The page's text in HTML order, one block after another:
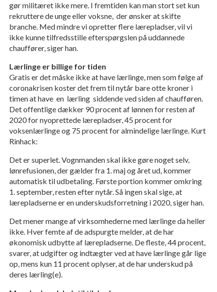
gør militæret ikke mere. I fremtiden kan man stort set kun
rekruttere de unge eller voksne, der ønsker at skifte
branche. Med mindre vi opretter flere lærepladser, vil vi
ikke kunne tilfredsstille efterspørgslen på uddannede
chauffører, siger han.
Lærlinge er billige for tiden
Gratis er det måske ikke at have lærlinge, men som følge af
coronakrisen koster det frem til nytår bare otte kroner i
timen at have en lærling siddende ved siden af chaufføren.
Det offentlige dækker 90 procent af lønnen for resten af
2020 for nyoprettede lærepladser, 45 procent for
voksenlærlinge og 75 procent for almindelige lærlinge. Kurt
Rinhack:
Det er superlet. Vognmanden skal ikke gøre noget selv,
lønrefusionen, der gælder fra 1. maj og året ud, kommer
automatisk til udbetaling. Første portion kommer omkring
1. september, resten efter nytår. Så ingen skal sige, at
lærepladserne er en underskudsforretning i 2020, siger han.
Det mener mange af virksomhederne med lærlinge da heller
ikke. Hver femte af de adspurgte melder, at de har
økonomisk udbytte af lærepladserne. De fleste, 44 procent,
svarer, at udgifter og indtægter ved at have lærlinge går lige
op, mens kun 11 procent oplyser, at de har underskud på
deres lærling(e).